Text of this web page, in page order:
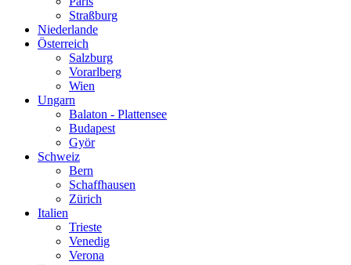
Straßburg
Niederlande
Österreich
Salzburg
Vorarlberg
Wien
Ungarn
Balaton - Plattensee
Budapest
Györ
Schweiz
Bern
Schaffhausen
Zürich
Italien
Trieste
Venedig
Verona